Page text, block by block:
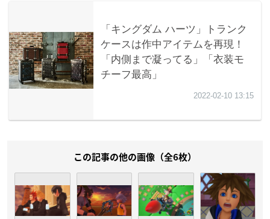
この記事の他の画像（全6枚）